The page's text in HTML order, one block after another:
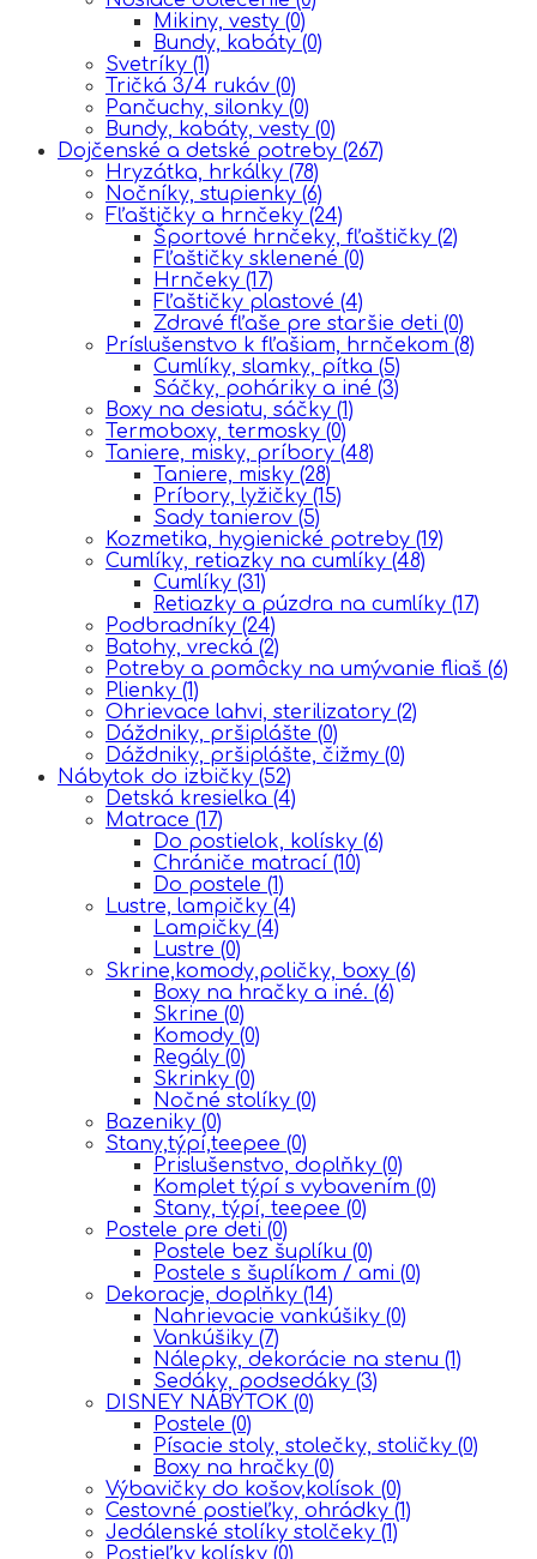
Mikiny, vesty (0)
Bundy, kabáty (0)
Svetríky (1)
Tričká 3/4 rukáv (0)
Pančuchy, silonky (0)
Bundy, kabáty, vesty (0)
Dojčenské a detské potreby (267)
Hryzátka, hrkálky (78)
Nočníky, stupienky (6)
Fľaštičky a hrnčeky (24)
Športové hrnčeky, fľaštičky (2)
Fľaštičky sklenené (0)
Hrnčeky (17)
Fľaštičky plastové (4)
Zdravé fľaše pre staršie deti (0)
Príslušenstvo k fľašiam, hrnčekom (8)
Cumlíky, slamky, pítka (5)
Sáčky, poháriky a iné (3)
Boxy na desiatu, sáčky (1)
Termoboxy, termosky (0)
Taniere, misky, príbory (48)
Taniere, misky (28)
Príbory, lyžičky (15)
Sady tanierov (5)
Kozmetika, hygienické potreby (19)
Cumlíky, retiazky na cumlíky (48)
Cumlíky (31)
Retiazky a púzdra na cumlíky (17)
Podbradníky (24)
Batohy, vrecká (2)
Potreby a pomôcky na umývanie fliaš (6)
Plienky (1)
Ohrievace lahvi, sterilizatory (2)
Dáždniky, pršiplášte (0)
Dáždniky, pršiplášte, čižmy (0)
Nábytok do izbičky (52)
Detská kresielka (4)
Matrace (17)
Do postielok, kolísky (6)
Chrániče matrací (10)
Do postele (1)
Lustre, lampičky (4)
Lampičky (4)
Lustre (0)
Skrine,komody,poličky, boxy (6)
Boxy na hračky a iné. (6)
Skrine (0)
Komody (0)
Regály (0)
Skrinky (0)
Nočné stolíky (0)
Bazeniky (0)
Stany,týpí,teepee (0)
Prislušenstvo, doplňky (0)
Komplet týpí s vybavením (0)
Stany, týpí, teepee (0)
Postele pre deti (0)
Postele bez šuplíku (0)
Postele s šuplíkom / ami (0)
Dekoracje, doplňky (14)
Nahrievacie vankúšiky (0)
Vankúšiky (7)
Nálepky, dekorácie na stenu (1)
Sedáky, podsedáky (3)
DISNEY NÁBYTOK (0)
Postele (0)
Písacie stoly, stolečky, stoličky (0)
Boxy na hračky (0)
Výbavičky do košov,kolísok (0)
Cestovné postieľky, ohrádky (1)
Jedálenské stolíky stolčeky (1)
Postieľky,kolísky (0)